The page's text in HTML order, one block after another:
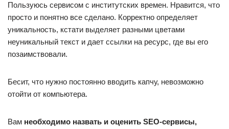
Пользуюсь сервисом с институтских времен. Нравится, что
просто и понятно все сделано. Корректно определяет
уникальность, кстати выделяет разными цветами
неуникальный текст и дает ссылки на ресурс, где вы его
позаимствовали.
Бесит, что нужно постоянно вводить капчу, невозможно
отойти от компьютера.
Вам необходимо назвать и оценить SEO-сервисы,